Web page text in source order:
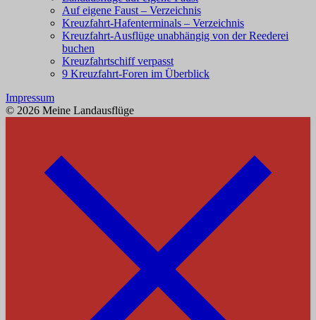
Auf eigene Faust – Verzeichnis
Kreuzfahrt-Hafenterminals – Verzeichnis
Kreuzfahrt-Ausflüge unabhängig von der Reederei
buchen
Kreuzfahrtschiff verpasst
9 Kreuzfahrt-Foren im Überblick
Impressum
© 2026 Meine Landausflüge